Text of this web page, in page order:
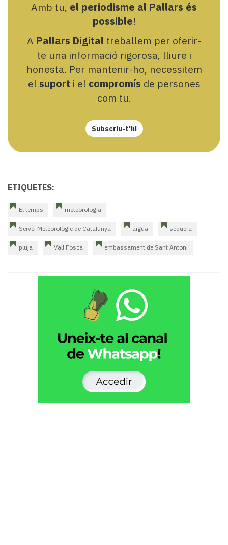
Amb tu, el periodisme al Pallars és
possible!
A Pallars Digital treballem per oferir-
te una informació rigorosa, lliure i
honesta. Per mantenir-ho, necessitem
el suport i el compromís de persones
com tu.
Subscriu-t'hi
ETIQUETES:
El temps meteorologia
Servei Meteorològic de Catalunya aigua sequera
pluja Vall Fosca embassament de Sant Antoni